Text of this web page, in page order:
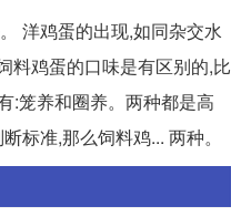
洋鸡蛋的出现,如同杂交水
料鸡蛋的口味是有区别的,比
:笼养和圈养。两种都是高
标准,那么饲料鸡... 两种。